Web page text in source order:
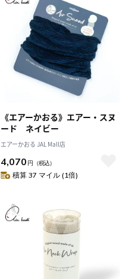
《エアーかおる》エアー・スヌ
ード ネイビー
エアーかおる JAL Mall店
4,070 円 （税込）
積算 37 マイル (1倍)